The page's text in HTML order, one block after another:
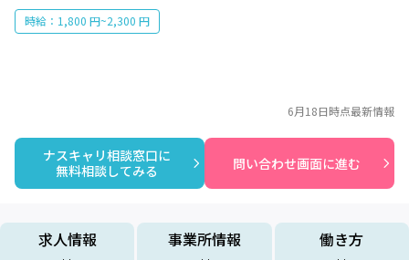
時給：1,800 円~2,300 円
ナスキャリ相談窓口に
無料相談してみる
問い合わせ画面に進む
6月18日時点最新情報
求人情報 事業所情報 働き方